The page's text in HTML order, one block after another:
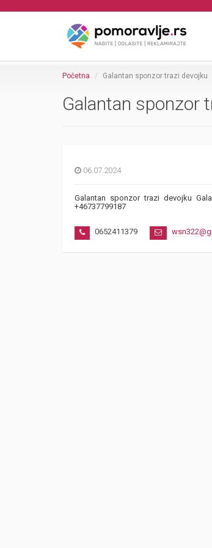
Početna Galantan sponzor trazi devojku
Galantan sponzor
06.07.2024
Galantan sponzor trazi devojku
+46737799187
0652411379